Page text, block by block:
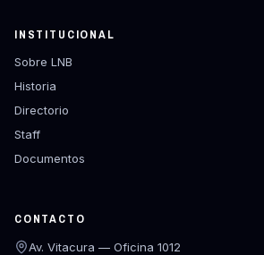
INSTITUCIONAL
Sobre LNB
Historia
Directorio
Staff
Documentos
CONTACTO
Av. Vitacura — Oficina 1012